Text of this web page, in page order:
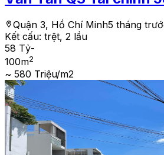
Quận 3, Hồ Chí Minh5 tháng
Kết cấu: trệt, 2 lầu
58 Tỷ-
100m2
~ 580 Triệu/m2